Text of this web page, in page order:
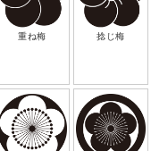
重ね梅 捻じ梅